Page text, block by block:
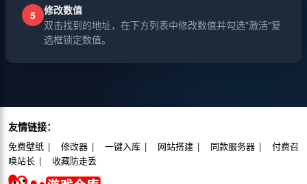
5 修改数值
双击找到的地址，在下方列表中修改数值并勾选"激活"复
选框锁定数值。
友情链接：
免费壁纸 修改器 一键入库 网站搭建 同款服务器
付费召
唤站长
收藏防走丢